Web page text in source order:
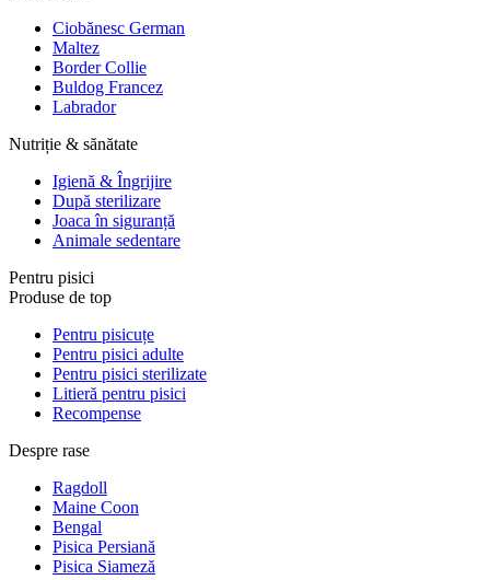
Ciobănesc German
Maltez
Border Collie
Buldog Francez
Labrador
Nutriție & sănătate
Igienă & Îngrijire
După sterilizare
Joaca în siguranță
Animale sedentare
Pentru pisici
Produse de top
Pentru pisicuțe
Pentru pisici adulte
Pentru pisici sterilizate
Litieră pentru pisici
Recompense
Despre rase
Ragdoll
Maine Coon
Bengal
Pisica Persiană
Pisica Siameză